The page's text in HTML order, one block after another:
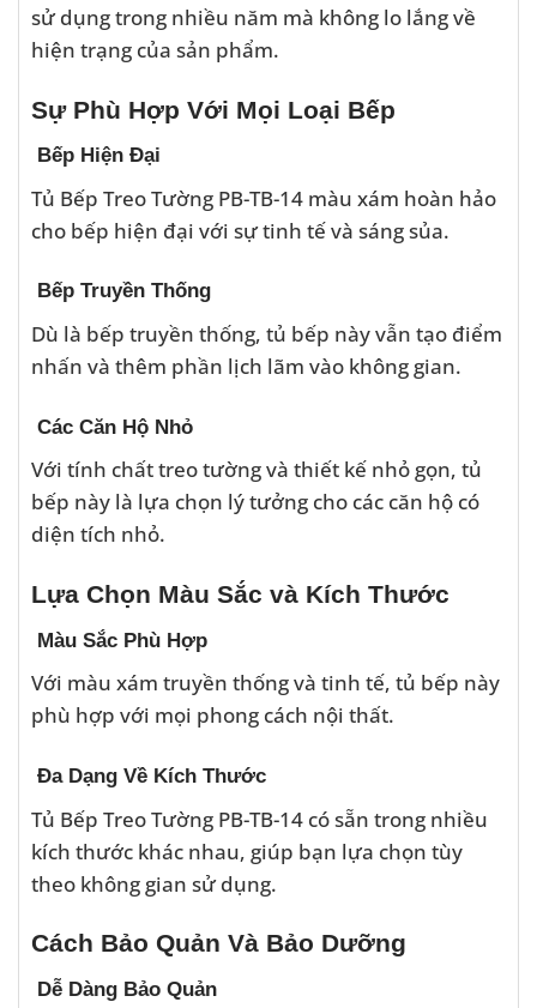
sử dụng trong nhiều năm mà không lo lắng về
hiện trạng của sản phẩm.
Sự Phù Hợp Với Mọi Loại Bếp
Bếp Hiện Đại
Tủ Bếp Treo Tường PB-TB-14 màu xám hoàn hảo
cho bếp hiện đại với sự tinh tế và sáng sủa.
Bếp Truyền Thống
Dù là bếp truyền thống, tủ bếp này vẫn tạo điểm
nhấn và thêm phần lịch lãm vào không gian.
Các Căn Hộ Nhỏ
Với tính chất treo tường và thiết kế nhỏ gọn, tủ
bếp này là lựa chọn lý tưởng cho các căn hộ có
diện tích nhỏ.
Lựa Chọn Màu Sắc và Kích Thước
Màu Sắc Phù Hợp
Với màu xám truyền thống và tinh tế, tủ bếp này
phù hợp với mọi phong cách nội thất.
Đa Dạng Về Kích Thước
Tủ Bếp Treo Tường PB-TB-14 có sẵn trong nhiều
kích thước khác nhau, giúp bạn lựa chọn tùy
theo không gian sử dụng.
Cách Bảo Quản Và Bảo Dưỡng
Dễ Dàng Bảo Quản